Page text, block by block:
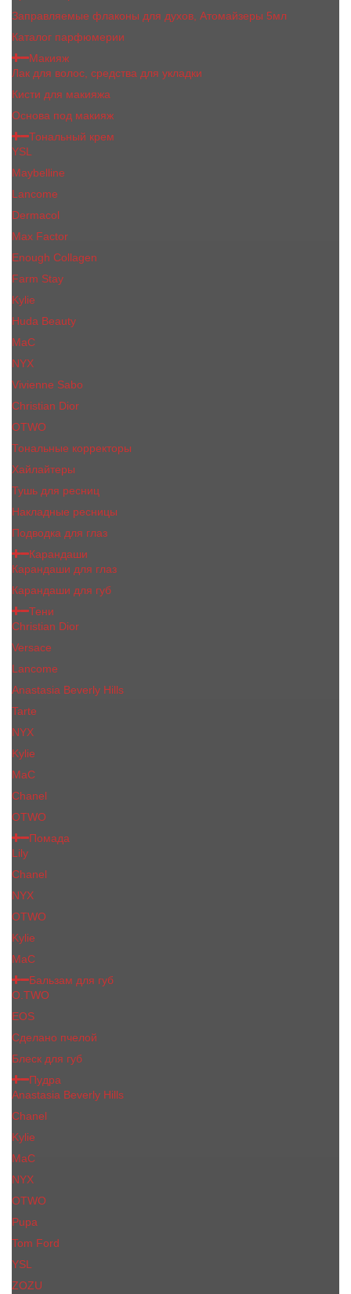
Заправляемые флаконы для духов, Атомайзеры 5мл
Каталог парфюмерии
Макияж
Лак для волос, средства для укладки
Кисти для макияжа
Основа под макияж
Тональный крем
YSL
Maybelline
Lancome
Dermacol
Max Factor
Enough Collagen
Farm Stay
Kylie
Huda Beauty
МаС
NYX
Vivienne Sabo
Сhristiаn Diоr
OTWO
Тональные корректоры
Хайлайтеры
Тушь для ресниц
Накладные ресницы
Подводка для глаз
Карандаши
Карандаши для глаз
Карандаши для губ
Тени
Christian Dior
Versace
Lancome
Anastasia Beverly Hills
Tarte
NYX
Kylie
MaC
Сhanеl
OTWO
Помада
Lily
Chanel
NYX
OTWO
Kylie
МаС
Бальзам для губ
O.TWO
EOS
Сделано пчелой
Блеск для губ
Пудра
Anastasia Beverly Hills
Chanel
Kylie
MaC
NYX
OTWO
Pupa
Tom Ford
YSL
ZOZU